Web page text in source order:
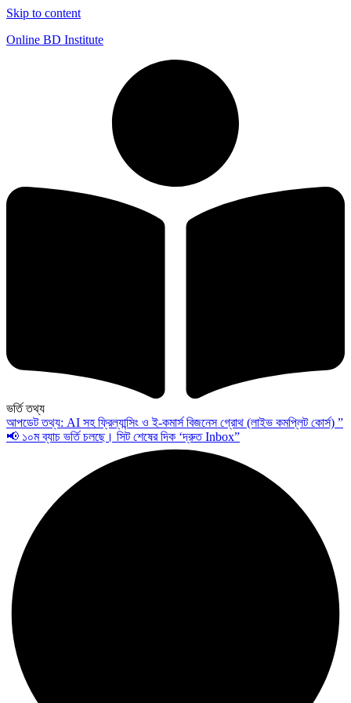
Skip to content
Online BD Institute
ভর্তি তথ্য
আপডেট তথ্য: AI সহ ফ্রিল্যান্সিং ও ই-কমার্স বিজনেস গ্রোথ (লাইভ কমপ্লিট কোর্স) ”
📢 ১০ম ব্যাচ ভর্তি চলছে। সিট শেষের দিক ‘দ্রুত Inbox”